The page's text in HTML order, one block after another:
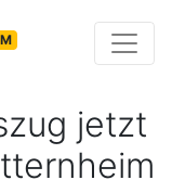
jetzt